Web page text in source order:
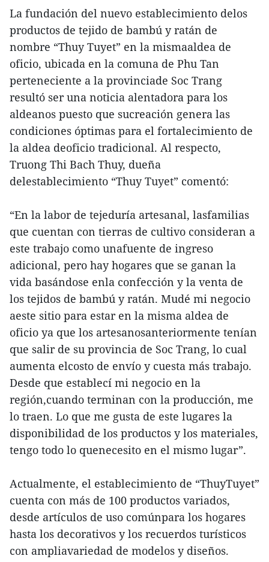
La fundación del nuevo establecimiento delos
productos de tejido de bambú y ratán de
nombre “Thuy Tuyet” en la mismaaldea de
oficio, ubicada en la comuna de Phu Tan
perteneciente a la provinciade Soc Trang
resultó ser una noticia alentadora para los
aldeanos puesto que sucreación genera las
condiciones óptimas para el fortalecimiento de
la aldea deoficio tradicional. Al respecto,
Truong Thi Bach Thuy, dueña
delestablecimiento “Thuy Tuyet” comentó:
“En la labor de tejeduría artesanal, lasfamilias
que cuentan con tierras de cultivo consideran a
este trabajo como unafuente de ingreso
adicional, pero hay hogares que se ganan la
vida basándose enla confección y la venta de
los tejidos de bambú y ratán. Mudé mi negocio
aeste sitio para estar en la misma aldea de
oficio ya que los artesanosanteriormente tenían
que salir de su provincia de Soc Trang, lo cual
aumenta elcosto de envío y cuesta más trabajo.
Desde que establecí mi negocio en la
región,cuando terminan con la producción, me
lo traen. Lo que me gusta de este lugares la
disponibilidad de los productos y los materiales,
tengo todo lo quenecesito en el mismo lugar”.
Actualmente, el establecimiento de “ThuyTuyet”
cuenta con más de 100 productos variados,
desde artículos de uso comúnpara los hogares
hasta los decorativos y los recuerdos turísticos
con ampliavariedad de modelos y diseños.